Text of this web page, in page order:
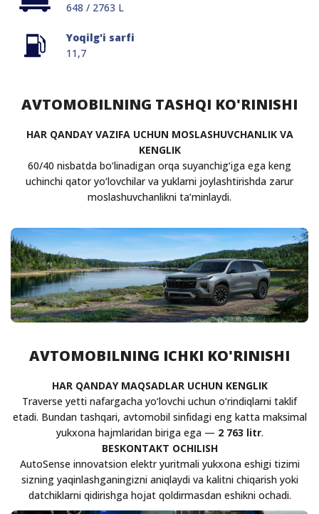
648 / 2763 L
Yoqilg'i sarfi
11,7
AVTOMOBILNING TASHQI KO'RINISHI
HAR QANDAY VAZIFA UCHUN MOSLASHUVCHANLIK VA
KENGLIK
60/40 nisbatda bo‘linadigan orqa suyanchig‘iga ega keng
uchinchi qator yo‘lovchilar va yuklarni joylashtirishda zarur
moslashuvchanlikni ta’minlaydi.
AVTOMOBILNING ICHKI KO'RINISHI
HAR QANDAY MAQSADLAR UCHUN KENGLIK
Traverse yetti nafargacha yo‘lovchi uchun o‘rindiqlarni taklif
etadi. Bundan tashqari, avtomobil sinfidagi eng katta maksimal
yukxona hajmlaridan biriga ega — 2 763 litr.
BESKONTAKT OCHILISH
AutoSense innovatsion elektr yuritmali yukxona eshigi tizimi
sizning yaqinlashganingizni aniqlaydi va kalitni chiqarish yoki
datchiklarni qidirishga hojat qoldirmasdan eshikni ochadi.